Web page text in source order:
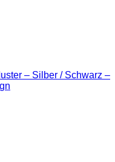
– Silber / Schwarz –